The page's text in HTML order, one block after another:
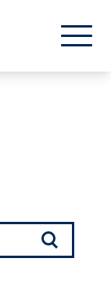
菜单
关闭